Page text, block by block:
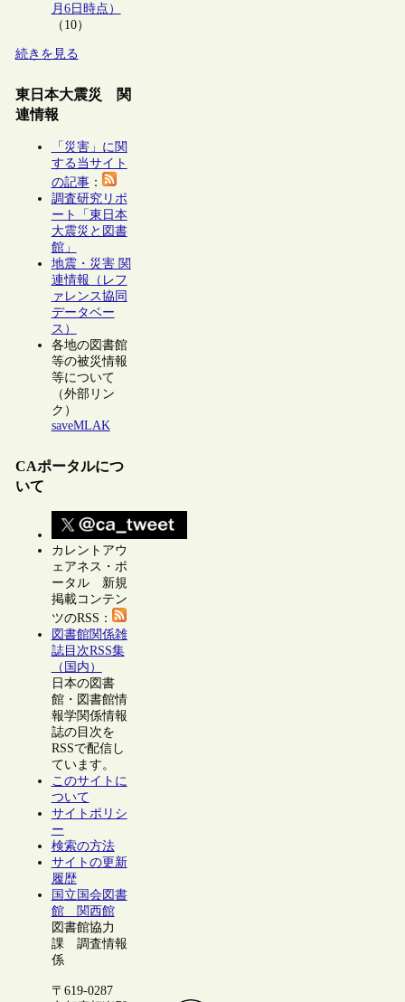
月6日時点）
（10）
続きを見る
東日本大震災 関
連情報
「災害」に関
する当サイト
の記事：
調査研究リポ
ート「東日本
大震災と図書
館」
地震・災害 関
連情報（レフ
ァレンス協同
データベー
ス）
各地の図書館
等の被災情報
等について
（外部リン
ク）
saveMLAK
CAポータルにつ
いて
カレントアウ
ェアネス・ポ
ータル 新規
掲載コンテン
ツのRSS：
図書館関係雑
誌目次RSS集
（国内）
日本の図書
館・図書館情
報学関係情報
誌の目次を
RSSで配信し
ています。
このサイトに
ついて
サイトポリシ
ー
検索の方法
サイトの更新
履歴
国立国会図書
館 関西館
図書館協力
課 調査情報
係
〒619-0287